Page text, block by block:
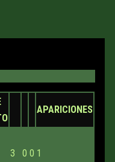
APARICIONES
3 0 0 1